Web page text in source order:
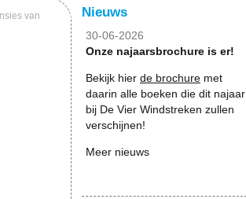
van
Nieuws
30-06-2026
Onze najaarsbrochure is er!
Bekijk hier de brochure met
daarin alle boeken die dit najaar
bij De Vier Windstreken zullen
verschijnen!
Meer nieuws